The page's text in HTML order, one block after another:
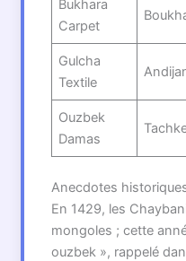
Bukhara
Carpet
Gulcha
Textile
Ouzbek
Damas
Anecdotes
En 1429, les
mongoles ; cette
ouzbek », rappelé